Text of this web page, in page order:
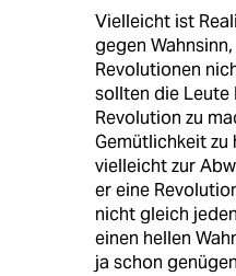
Vielleicht ist
gegen
Revolutionen
sollten die Leute
Revolution zu
Gemütlichkeit zu
vielleicht zur
er eine
nicht gleich
einen hellen
ja schon